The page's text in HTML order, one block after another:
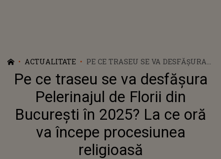
ACTUALITATE
PE CE TRASEU SE VA DESFĂȘURA
PELERINAJUL DE FLORII DIN
BUCUREȘTI ÎN 2025? LA CE ORĂ VA
ÎNCEPE PROCESIUNEA
RELIGIOASĂ
Pe ce traseu se va desfășura
Pelerinajul de Florii din
București în 2025? La ce oră
va începe procesiunea
religioasă